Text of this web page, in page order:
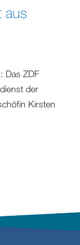
aus
Das ZDF
der
Kirsten